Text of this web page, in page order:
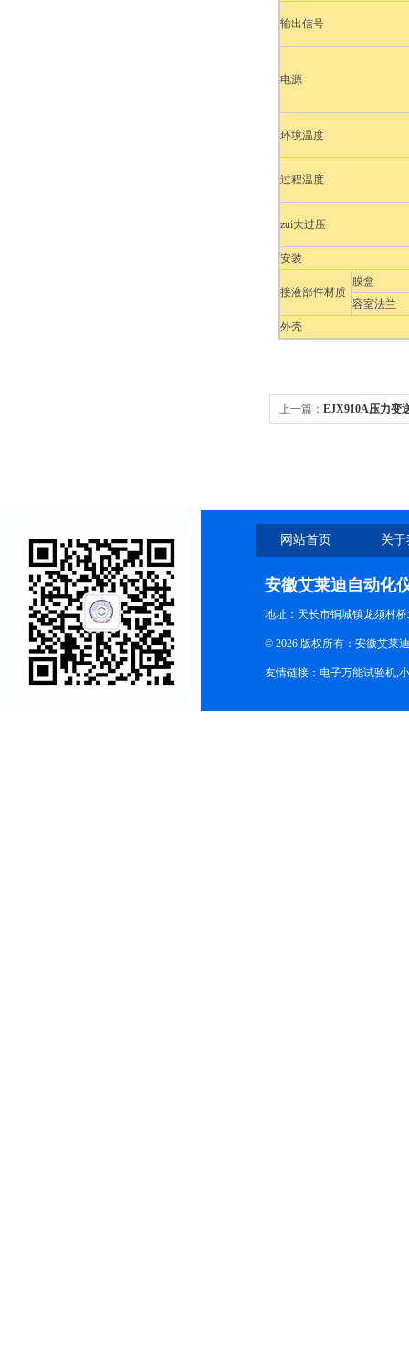
输出信号
电源
环境温度
过程温度
zui大过压
安装
接液部件材质
膜盒
容室法兰
外壳
上一篇： EJX910A压力变
网站首页 关
安徽艾莱迪自动化
地址：天长市铜城镇龙须村
© 2026 版权所有：安徽艾莱
友情链接： 电子万能试验机,